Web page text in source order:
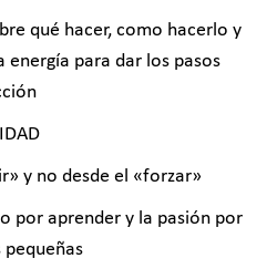
qué hacer, como hacerlo y
energía para dar los pasos
y no desde el «forzar»
por aprender y la pasión por
pequeñas